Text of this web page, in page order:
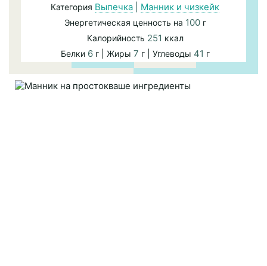
Категория Выпечка Манник и чизкейк
Энергетическая ценность на 100г
Калорийность 251 ккал
Белки 6г | Жиры 7 г | Углеводы 41 г